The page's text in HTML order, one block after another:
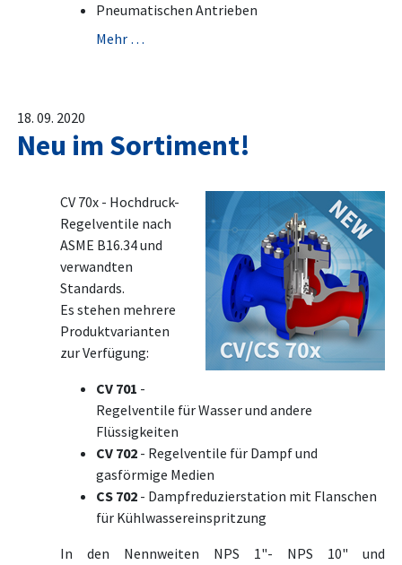
Pneumatischen Antrieben
Mehr …
18. 09. 2020
Neu im Sortiment!
CV 70x - Hochdruck-
Regelventile nach
ASME B16.34 und
verwandten
Standards.
Es stehen mehrere
Produktvarianten
zur Verfügung:
CV 701 -
Regelventile für Wasser und andere
Flüssigkeiten
CV 702 - Regelventile für Dampf und
gasförmige Medien
CS 702 - Dampfreduzierstation mit Flanschen
für Kühlwassereinspritzung
In den Nennweiten NPS 1"- NPS 10" und